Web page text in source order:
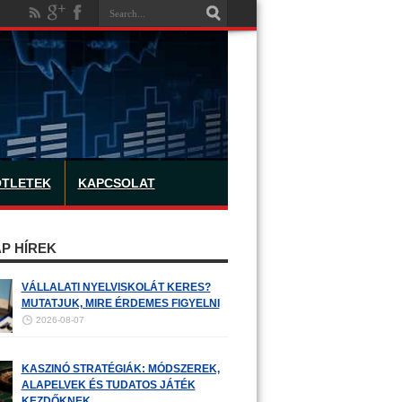
KAPCSOLAT
HÍREK
VÁLLALATI NYELVISKOLÁT KERES?
MUTATJUK, MIRE ÉRDEMES FIGYELNI
2026-08-07
KASZINÓ STRATÉGIÁK: MÓDSZEREK,
ALAPELVEK ÉS TUDATOS JÁTÉK